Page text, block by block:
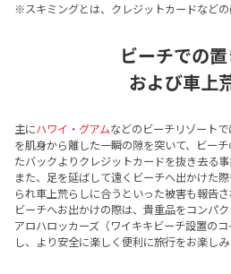
※スキミングとは、クレジットカードなどの
ビーチでの
および車上
主にハワイ・グアムなどのビーチリゾート
を肌身から離した一瞬の隙を突いて、ビー
たバックよりクレジットカードを抜き去る事
また、足を延ばして遠くビーチへ出かけた
られ車上荒らしに合うといった被害も報告さ
ビーチへお出かけの際は、貴重品をコンパ
アロハロッカーズ（ワイキキビーチ設置の
し、より安全に楽しく便利に旅行をお楽しみ